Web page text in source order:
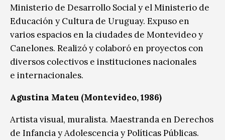
Ministerio de Desarrollo Social y el Ministerio de
Educación y Cultura de Uruguay. Expuso en
varios espacios en la ciudades de Montevideo y
Canelones. Realizó y colaboró en proyectos con
diversos colectivos e instituciones nacionales
e internacionales.
Agustina Mateu (Montevideo, 1986)
Artista visual, muralista. Maestranda en Derechos
de Infancia y Adolescencia y Políticas Públicas.